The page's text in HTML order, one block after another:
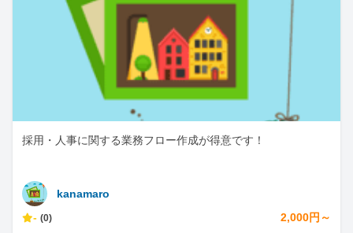
採用・人事に関する業務フロー作成が得意です！
kanamaro
- (0) 2,000円～